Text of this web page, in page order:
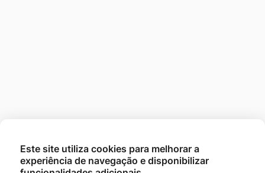
Este site utiliza cookies para melhorar a
experiência de navegação e disponibilizar